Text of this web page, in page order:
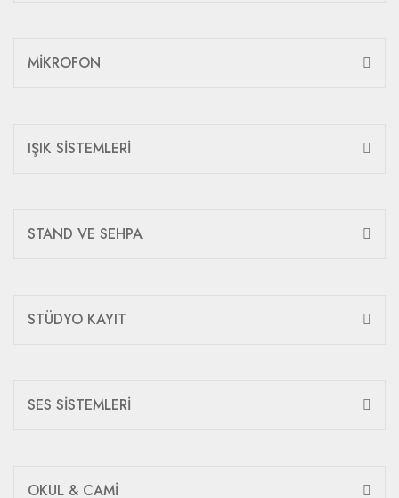
MİKROFON
IŞIK SİSTEMLERİ
STAND VE SEHPA
STÜDYO KAYIT
SES SİSTEMLERİ
OKUL & CAMİ